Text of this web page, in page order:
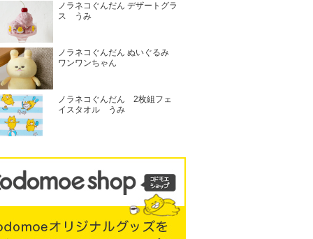
ノラネコぐんだん デザートグラ
ス うみ
ノラネコぐんだん ぬいぐるみ
ワンワンちゃん
ノラネコぐんだん 2枚組フェ
イスタオル うみ